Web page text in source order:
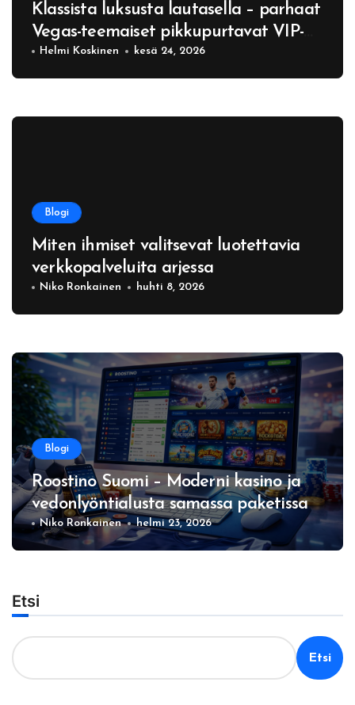
Klassista luksusta lautasella – parhaat
Vegas-teemaiset pikkupurtavat VIP-
koti-iltoihin
Helmi Koskinen kesä 24, 2026
Blogi
Miten ihmiset valitsevat luotettavia
verkkopalveluita arjessa
Niko Ronkainen huhti 8, 2026
Blogi
Roostino Suomi – Moderni kasino ja
vedonlyöntialusta samassa paketissa
Niko Ronkainen helmi 23, 2026
Etsi
Etsi